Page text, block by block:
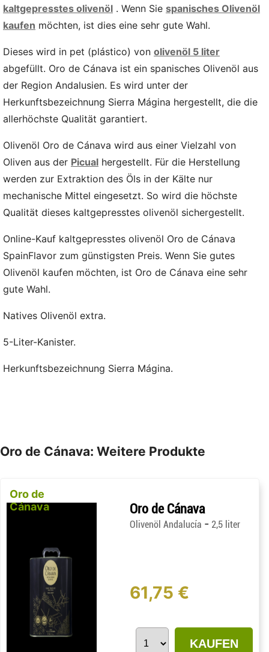
kaltgepresstes olivenöl . Wenn Sie spanisches Olivenöl
kaufen möchten, ist dies eine sehr gute Wahl.
Dieses wird in pet (plástico) von olivenöl 5 liter
abgefüllt. Oro de Cánava ist ein spanisches Olivenöl aus
der Region Andalusien. Es wird unter der
Herkunftsbezeichnung Sierra Mágina hergestellt, die die
allerhöchste Qualität garantiert.
Olivenöl Oro de Cánava wird aus einer Vielzahl von
Oliven aus der Picual hergestellt. Für die Herstellung
werden zur Extraktion des Öls in der Kälte nur
mechanische Mittel eingesetzt. So wird die höchste
Qualität dieses kaltgepresstes olivenöl sichergestellt.
Online-Kauf kaltgepresstes olivenöl Oro de Cánava
SpainFlavor zum günstigsten Preis. Wenn Sie gutes
Olivenöl kaufen möchten, ist Oro de Cánava eine sehr
gute Wahl.
Natives Olivenöl extra.
5-Liter-Kanister.
Herkunftsbezeichnung Sierra Mágina.
Oro de Cánava: Weitere Produkte
Oro de
Cánava
Oro de Cánava
Olivenöl Andalucía - 2,5 liter
61,75 €
KAUFEN